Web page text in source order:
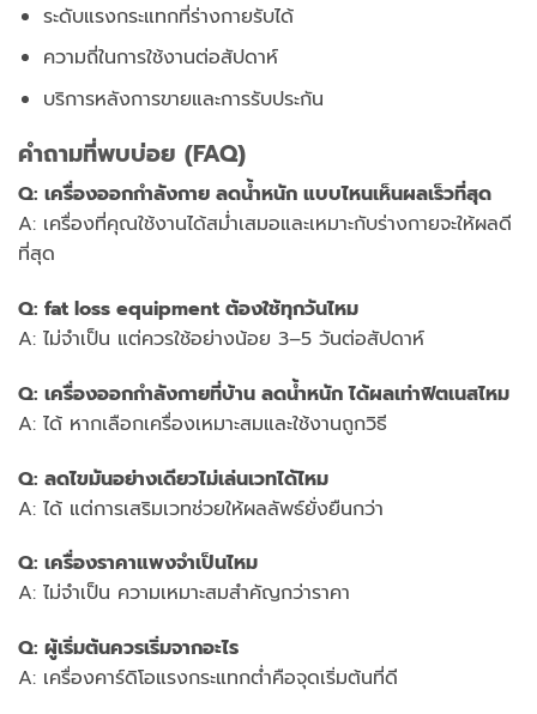
ระดับแรงกระแทกที่ร่างกายรับได้
ความถี่ในการใช้งานต่อสัปดาห์
บริการหลังการขายและการรับประกัน
คำถามที่พบบ่อย (FAQ)
Q: เครื่องออกกำลังกาย ลดน้ำหนัก แบบไหนเห็นผลเร็วที่สุด
A: เครื่องที่คุณใช้งานได้สม่ำเสมอและเหมาะกับร่างกายจะให้ผลดี
ที่สุด
Q: fat loss equipment ต้องใช้ทุกวันไหม
A: ไม่จำเป็น แต่ควรใช้อย่างน้อย 3–5 วันต่อสัปดาห์
Q: เครื่องออกกำลังกายที่บ้าน ลดน้ำหนัก ได้ผลเท่าฟิตเนสไหม
A: ได้ หากเลือกเครื่องเหมาะสมและใช้งานถูกวิธี
Q: ลดไขมันอย่างเดียวไม่เล่นเวทได้ไหม
A: ได้ แต่การเสริมเวทช่วยให้ผลลัพธ์ยั่งยืนกว่า
Q: เครื่องราคาแพงจำเป็นไหม
A: ไม่จำเป็น ความเหมาะสมสำคัญกว่าราคา
Q: ผู้เริ่มต้นควรเริ่มจากอะไร
A: เครื่องคาร์ดิโอแรงกระแทกต่ำคือจุดเริ่มต้นที่ดี